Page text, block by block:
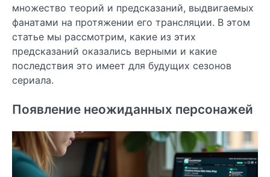
множество теорий и предсказаний, выдвигаемых
фанатами на протяжении его трансляции. В этом
статье мы рассмотрим, какие из этих
предсказаний оказались верными и какие
последствия это имеет для будущих сезонов
сериала.
Появление неожиданных персонажей